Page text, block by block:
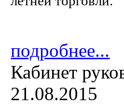
подробнее...
Кабинет
21.08.2015